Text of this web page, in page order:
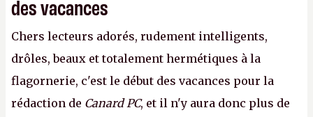
des vacances
Chers lecteurs adorés, rudement intelligents,
drôles, beaux et totalement hermétiques à la
flagornerie, c'est le début des vacances pour la
rédaction de Canard PC, et il n'y aura donc plus de